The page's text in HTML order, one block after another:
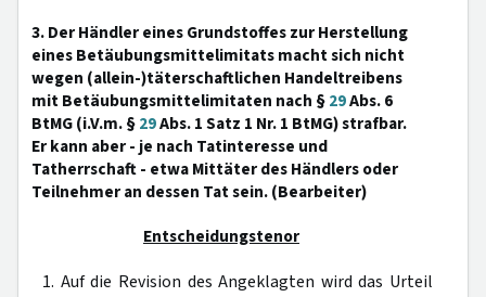
3. Der Händler eines Grundstoffes zur Herstellung
eines Betäubungsmittelimitats macht sich nicht
wegen (allein-)täterschaftlichen Handeltreibens
mit Betäubungsmittelimitaten nach §29Abs. 6
BtMG (i.V.m. §29Abs. 1 Satz 1 Nr. 1 BtMG) strafbar.
Er kann aber - je nach Tatinteresse und
Tatherrschaft - etwa Mittäter des Händlers oder
Teilnehmer an dessen Tat sein. (Bearbeiter)
Entscheidungstenor
1. Auf die Revision des Angeklagten wird das Urteil